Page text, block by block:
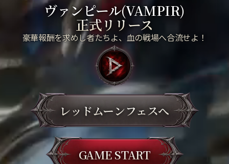
ヴァンピール(VAMPIR)
正式リリース
豪華報酬を求めし者たちよ、血の戦場へ合流せよ！
レッドムーンフェスへ
GAME START